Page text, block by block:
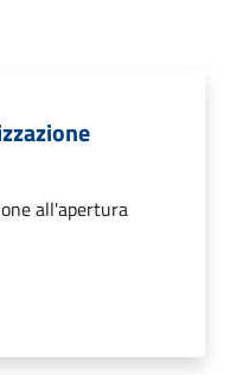
all'apertura